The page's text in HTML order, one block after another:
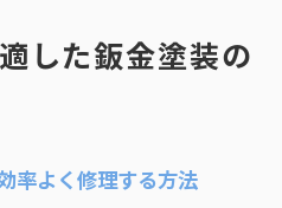
した鈑金塗装の
率よく修理する方法